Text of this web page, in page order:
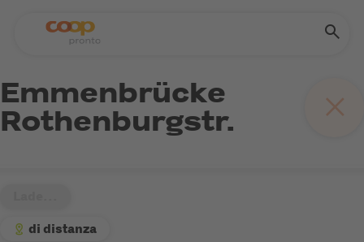
Emmenbrücke
Rothenburgstr.
di distanza